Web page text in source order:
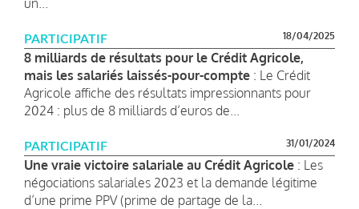
PARTICIPATIF 18/04/2025
8 milliards de résultats pour le Crédit Agricole,
mais les salariés laissés-pour-compte : Le Crédit
Agricole affiche des résultats impressionnants pour
2024 : plus de 8 milliards d’euros de...
PARTICIPATIF 31/01/2024
Une vraie victoire salariale au Crédit Agricole : Les
négociations salariales 2023 et la demande légitime
d’une prime PPV (prime de partage de la...